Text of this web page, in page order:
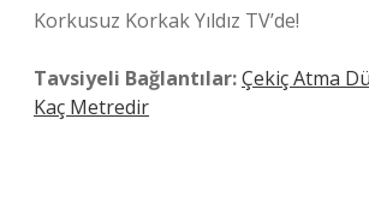
Korkusuz Korkak Yıldız TV’de!
Tavsiyeli Bağlantılar:Çekiç Atma
Kaç Metredir